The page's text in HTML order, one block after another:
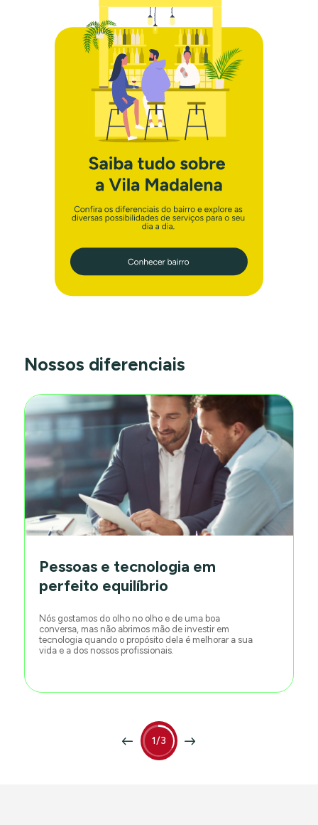
Nossos diferenciais
Pessoas e tecnologia em
perfeito equilíbrio
Nós gostamos do olho no olho e de uma boa
conversa, mas não abrimos mão de investir em
tecnologia quando o propósito dela é melhorar a sua
vida e a dos nossos profissionais.
1/3